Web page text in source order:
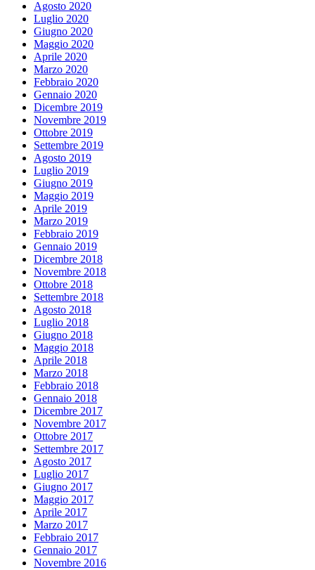
Agosto 2020
Luglio 2020
Giugno 2020
Maggio 2020
Aprile 2020
Marzo 2020
Febbraio 2020
Gennaio 2020
Dicembre 2019
Novembre 2019
Ottobre 2019
Settembre 2019
Agosto 2019
Luglio 2019
Giugno 2019
Maggio 2019
Aprile 2019
Marzo 2019
Febbraio 2019
Gennaio 2019
Dicembre 2018
Novembre 2018
Ottobre 2018
Settembre 2018
Agosto 2018
Luglio 2018
Giugno 2018
Maggio 2018
Aprile 2018
Marzo 2018
Febbraio 2018
Gennaio 2018
Dicembre 2017
Novembre 2017
Ottobre 2017
Settembre 2017
Agosto 2017
Luglio 2017
Giugno 2017
Maggio 2017
Aprile 2017
Marzo 2017
Febbraio 2017
Gennaio 2017
Novembre 2016